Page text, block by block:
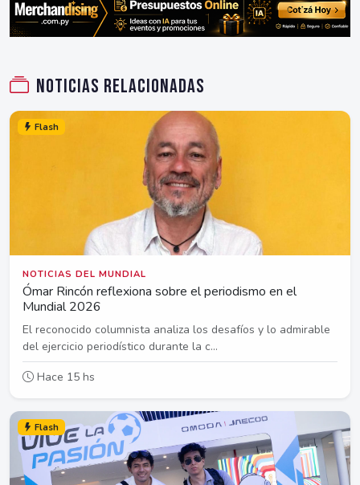
Noticias relacionadas
Flash
NOTICIAS DEL MUNDIAL
Ómar Rincón reflexiona sobre el periodismo en el
Mundial 2026
El reconocido columnista analiza los desafíos y lo admirable
del ejercicio periodístico durante la c...
Hace 15 hs
Flash